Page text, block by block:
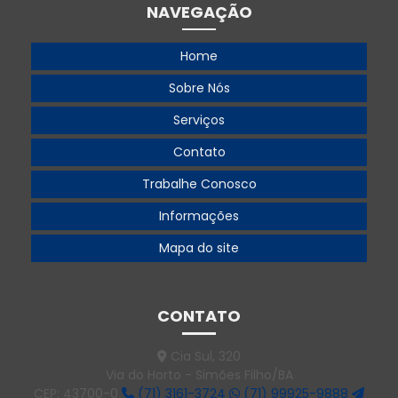
Gerador 360 kva
Gerador 360 kva preço
Gerador 500
Gerador 500 kva
Gerador 500 kva aluguel
Gerador 55 kva preço
NAVEGAÇÃO
Home
Sobre Nós
Serviços
Contato
Trabalhe Conosco
Informações
Mapa do site
CONTATO
Cia Sul, 320
Via do Horto - Simões Filho/BA
CEP: 43700-0
(71) 3161-3724 (71) 99925-9888